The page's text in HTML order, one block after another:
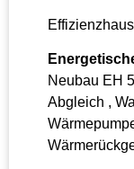
Neubau EH
Abgleich ,